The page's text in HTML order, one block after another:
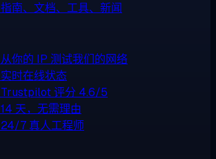
指南、文档、工具、新闻
从你的 IP 测试我们的网络
实时在线状态
Trustpilot 评分 4.6/5
14 天，无需理由
24/7 真人工程师